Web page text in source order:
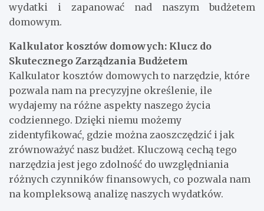
wydatki i zapanować nad naszym budżetem
domowym.
Kalkulator kosztów domowych: Klucz do
Skutecznego Zarządzania Budżetem
Kalkulator kosztów domowych to narzędzie, które
pozwala nam na precyzyjne określenie, ile
wydajemy na różne aspekty naszego życia
codziennego. Dzięki niemu możemy
zidentyfikować, gdzie można zaoszczędzić i jak
zrównoważyć nasz budżet. Kluczową cechą tego
narzędzia jest jego zdolność do uwzględniania
różnych czynników finansowych, co pozwala nam
na kompleksową analizę naszych wydatków.